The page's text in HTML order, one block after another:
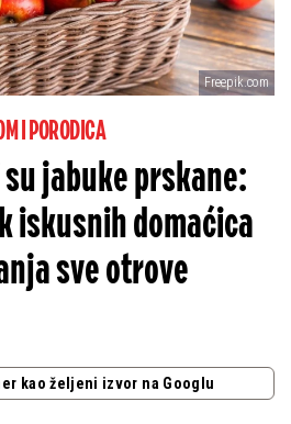
Freepik.com
I PORODICA
jabuke prskane:
iskusnih domaćica
sve otrove
kao željeni izvor na Googlu